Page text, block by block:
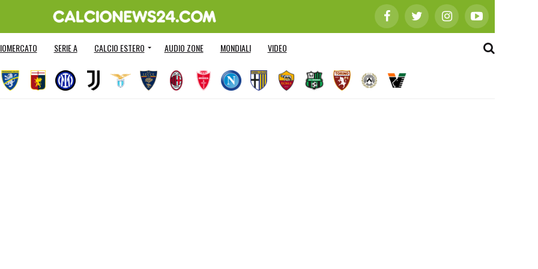
SERIE A CALCIO ESTERO AUDIO ZONE MONDIALI VIDEO